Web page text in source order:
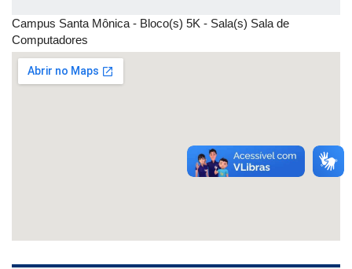
Campus Santa Mônica - Bloco(s) 5K - Sala(s) Sala de
Computadores